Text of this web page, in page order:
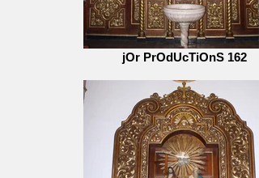
jOr PrOdUcTiOnS 162